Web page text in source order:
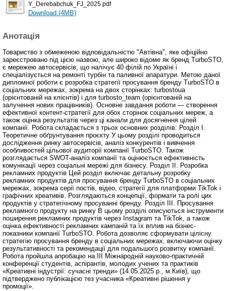
Y_Derebabchuk_FJ_2025.pdf
Download (4MB)
Анотація
Товариство з обмеженою відповідальністю "Автівна", яке офіційно
зареєстровано під цією назвою, але широко відоме як бренд TurboSTO,
є мережею автосервісів, що налічує 40 філій по Україні і
спеціалізується на ремонті турбін та паливної апаратури. Метою даної
дипломної роботи є розробка стратегії просування бренду TurboSTO в
соціальних мережах, зокрема на двох сторінках: turbostoua
(орієнтованій на клієнтів) і для turbosto_team (орієнтованій на
залучення нових працівників). Основне завдання роботи — створення
ефективної контент-стратегії для обох сторінок соціальних мереж, а
також оцінка результатів через ці канали для досягнення цілей
компанії. Робота складається з трьох основних розділів: Розділ І.
Теоретичне обґрунтування проєкту У цьому розділі проводиться
дослідження ринку автосервісів, аналіз конкурентів і вивчення
особливостей цільової аудиторії компанії TurboSTO. Також
розглядається SWOT-аналіз компанії та оцінюється ефективність
комунікації через соціальні мережі для бізнесу. Розділ ІІ. Розробка
рекламних продуктів Цей розділ включає детальну розробку
рекламних продуктів для просування бренду TurboSTO в соціальних
мережах, зокрема серії постів, відео, стратегії для платформи TikTok і
графічних креативів. Розглядаються концепції, формати та ролі цих
продуктів у стратегічному просуванні бренду. Розділ ІІІ. Просування
рекламного продукту на ринку В цьому розділі описуються інструменти
поширення рекламних продуктів через Instagram та TikTok, а також
оцінка ефективності рекламних кампаній та їх вплив на бізнес-
показники компанії TurboSTO. Робота дозволяє сформувати цілісну
стратегію просування бренду в соціальних мережах, включаючи оцінку
результативності та рекомендації для подальшого розвитку компанії.
Робота пройшла апробацію на ІІІ Міжнародній науково-практичній
конференції студентів, аспірантів, молодих учених та практиків
«Креативні індустрії: сучасні тренди» (14.05.2025 р., м.Київ), що
підтверджено публікацією тез учасника «Креативні рішення у
промоції».